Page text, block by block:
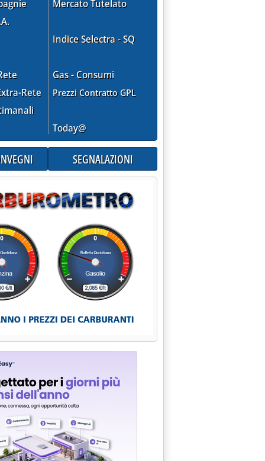
piatta'
Rete
Mercato Tutelato
Indice Selectra - SQ
Gas - Consumi
Prezzi Contratto GPL
Today@
SEGNALAZIONI